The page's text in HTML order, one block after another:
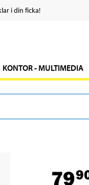
i din ficka!
KONTOR - MULTIMEDIA
79